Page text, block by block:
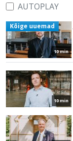
AUTOPLAY
10 min
Kõige uuemad
10 min